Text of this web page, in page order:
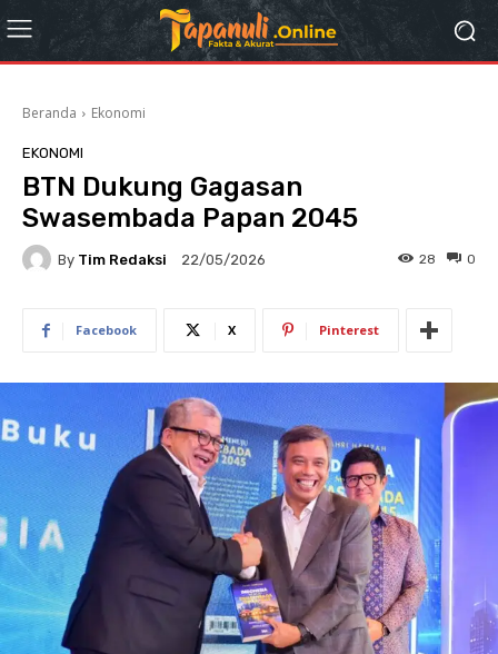
Beranda Ekonomi
EKONOMI
BTN Dukung Gagasan
Swasembada Papan 2045
By Tim Redaksi 22/05/2026 0
28
Facebook X Pinterest